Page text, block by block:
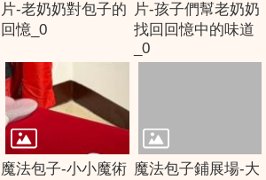
片-老奶奶對包子的
回憶_0
片-孩子們幫老奶奶
找回回憶中的味道
_0
魔法包子-小小魔術 魔法包子鋪展場-大